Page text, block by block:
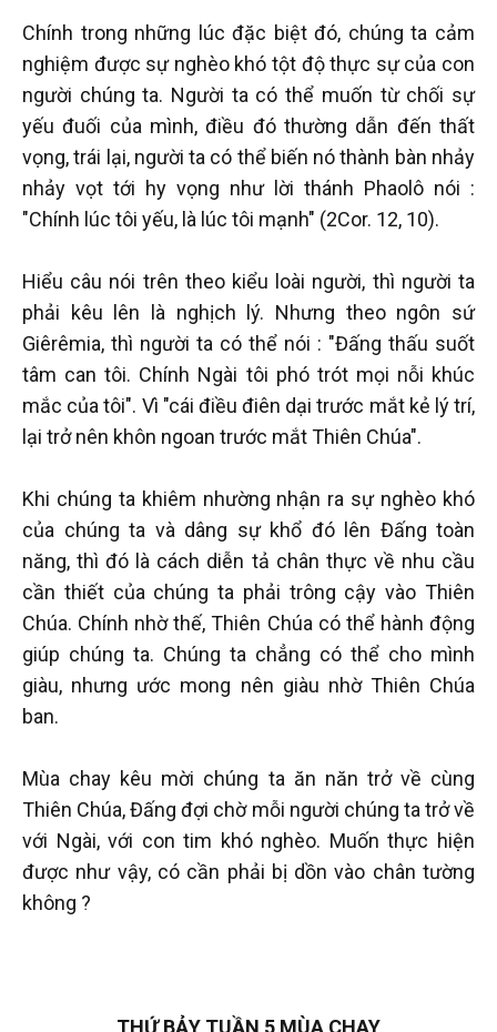
Chính trong những lúc đặc biệt đó, chúng ta cảm
nghiệm được sự nghèo khó tột độ thực sự của con
người chúng ta. Người ta có thể muốn từ chối sự
yếu đuối của mình, điều đó thường dẫn đến thất
vọng, trái lại, người ta có thể biến nó thành bàn nhảy
nhảy vọt tới hy vọng như lời thánh Phaolô nói :
"Chính lúc tôi yếu, là lúc tôi mạnh" (2Cor. 12, 10).
Hiểu câu nói trên theo kiểu loài người, thì người ta
phải kêu lên là nghịch lý. Nhưng theo ngôn sứ
Giêrêmia, thì người ta có thể nói : "Đấng thấu suốt
tâm can tôi. Chính Ngài tôi phó trót mọi nỗi khúc
mắc của tôi". Vì "cái điều điên dại trước mắt kẻ lý trí,
lại trở nên khôn ngoan trước mắt Thiên Chúa".
Khi chúng ta khiêm nhường nhận ra sự nghèo khó
của chúng ta và dâng sự khổ đó lên Đấng toàn
năng, thì đó là cách diễn tả chân thực về nhu cầu
cần thiết của chúng ta phải trông cậy vào Thiên
Chúa. Chính nhờ thế, Thiên Chúa có thể hành động
giúp chúng ta. Chúng ta chẳng có thể cho mình
giàu, nhưng ước mong nên giàu nhờ Thiên Chúa
ban.
Mùa chay kêu mời chúng ta ăn năn trở về cùng
Thiên Chúa, Đấng đợi chờ mỗi người chúng ta trở về
với Ngài, với con tim khó nghèo. Muốn thực hiện
được như vậy, có cần phải bị dồn vào chân tường
không ?